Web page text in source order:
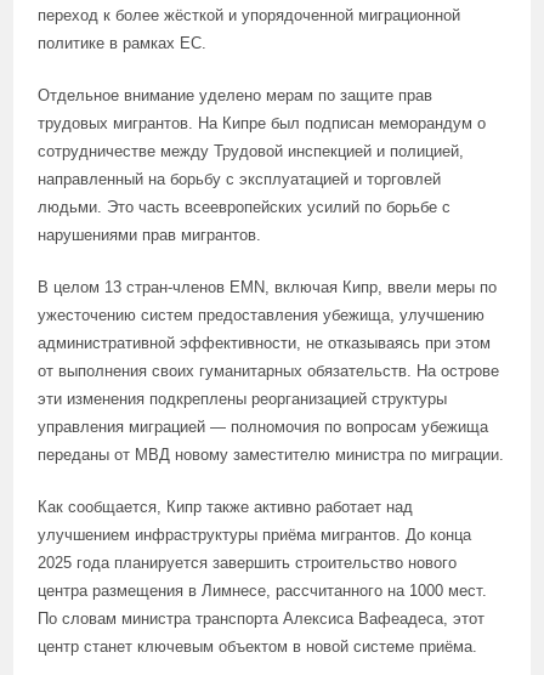
переход к более жёсткой и упорядоченной миграционной
политике в рамках ЕС.
Отдельное внимание уделено мерам по защите прав
трудовых мигрантов. На Кипре был подписан меморандум о
сотрудничестве между Трудовой инспекцией и полицией,
направленный на борьбу с эксплуатацией и торговлей
людьми. Это часть всеевропейских усилий по борьбе с
нарушениями прав мигрантов.
В целом 13 стран-членов EMN, включая Кипр, ввели меры по
ужесточению систем предоставления убежища, улучшению
административной эффективности, не отказываясь при этом
от выполнения своих гуманитарных обязательств. На острове
эти изменения подкреплены реорганизацией структуры
управления миграцией — полномочия по вопросам убежища
переданы от МВД новому заместителю министра по миграции.
Как сообщается, Кипр также активно работает над
улучшением инфраструктуры приёма мигрантов. До конца
2025 года планируется завершить строительство нового
центра размещения в Лимнесе, рассчитанного на 1000 мест.
По словам министра транспорта Алексиса Вафеадеса, этот
центр станет ключевым объектом в новой системе приёма.